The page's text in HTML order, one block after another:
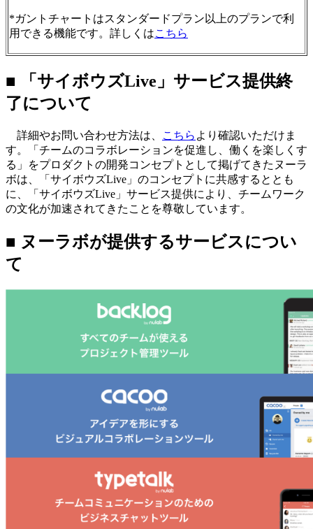
*ガントチャートはスタンダードプラン以上のプランで利
用できる機能です。詳しくはこちら
■ 「サイボウズLive」サービス提供終
了について
詳細やお問い合わせ方法は、 こちら より確認いただけま
す。「チームのコラボレーションを促進し、働くを楽しくす
る」をプロダクトの開発コンセプトとして掲げてきたヌーラ
ボは、「サイボウズLive」のコンセプトに共感するととも
に、「サイボウズLive」サービス提供により、チームワーク
の文化が加速されてきたことを尊敬しています。
■ ヌーラボが提供するサービスについ
て